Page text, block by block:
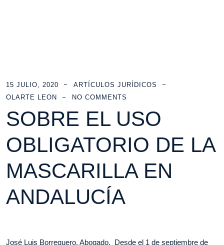
15 JULIO, 2020
ARTÍCULOS JURÍDICOS
OLARTE LEON
NO COMMENTS
SOBRE EL USO
OBLIGATORIO DE LA
MASCARILLA EN
ANDALUCÍA
José Luis Borreguero. Abogado. Desde el 1 de septiembre de